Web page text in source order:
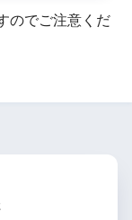
のでご注意くだ